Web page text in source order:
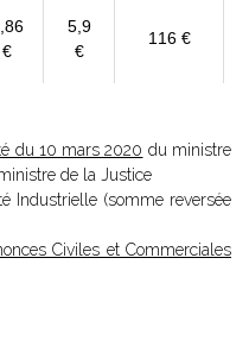
€
5,9
€
116 €
du 10 mars 2020 du ministre
de la Justice
Industrielle (somme reversée
Civiles et Commerciales